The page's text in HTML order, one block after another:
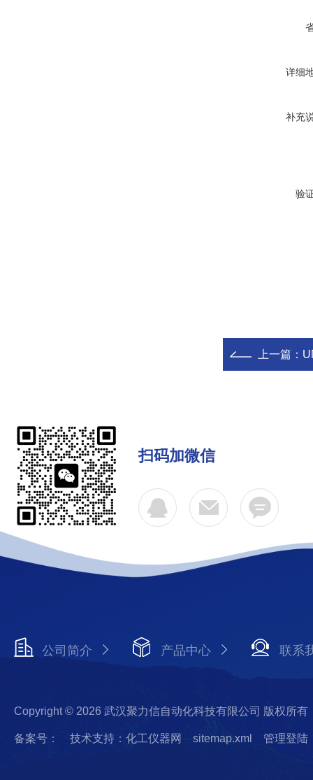
详细
补充
验
上一篇：
扫码加微信
公司简介 产品中心 联系
Copyright © 2026 武汉聚力信自动化科技有限公司 版权所有
备案号： 技术支持：化工仪器网 sitemap.xml 管理登陆